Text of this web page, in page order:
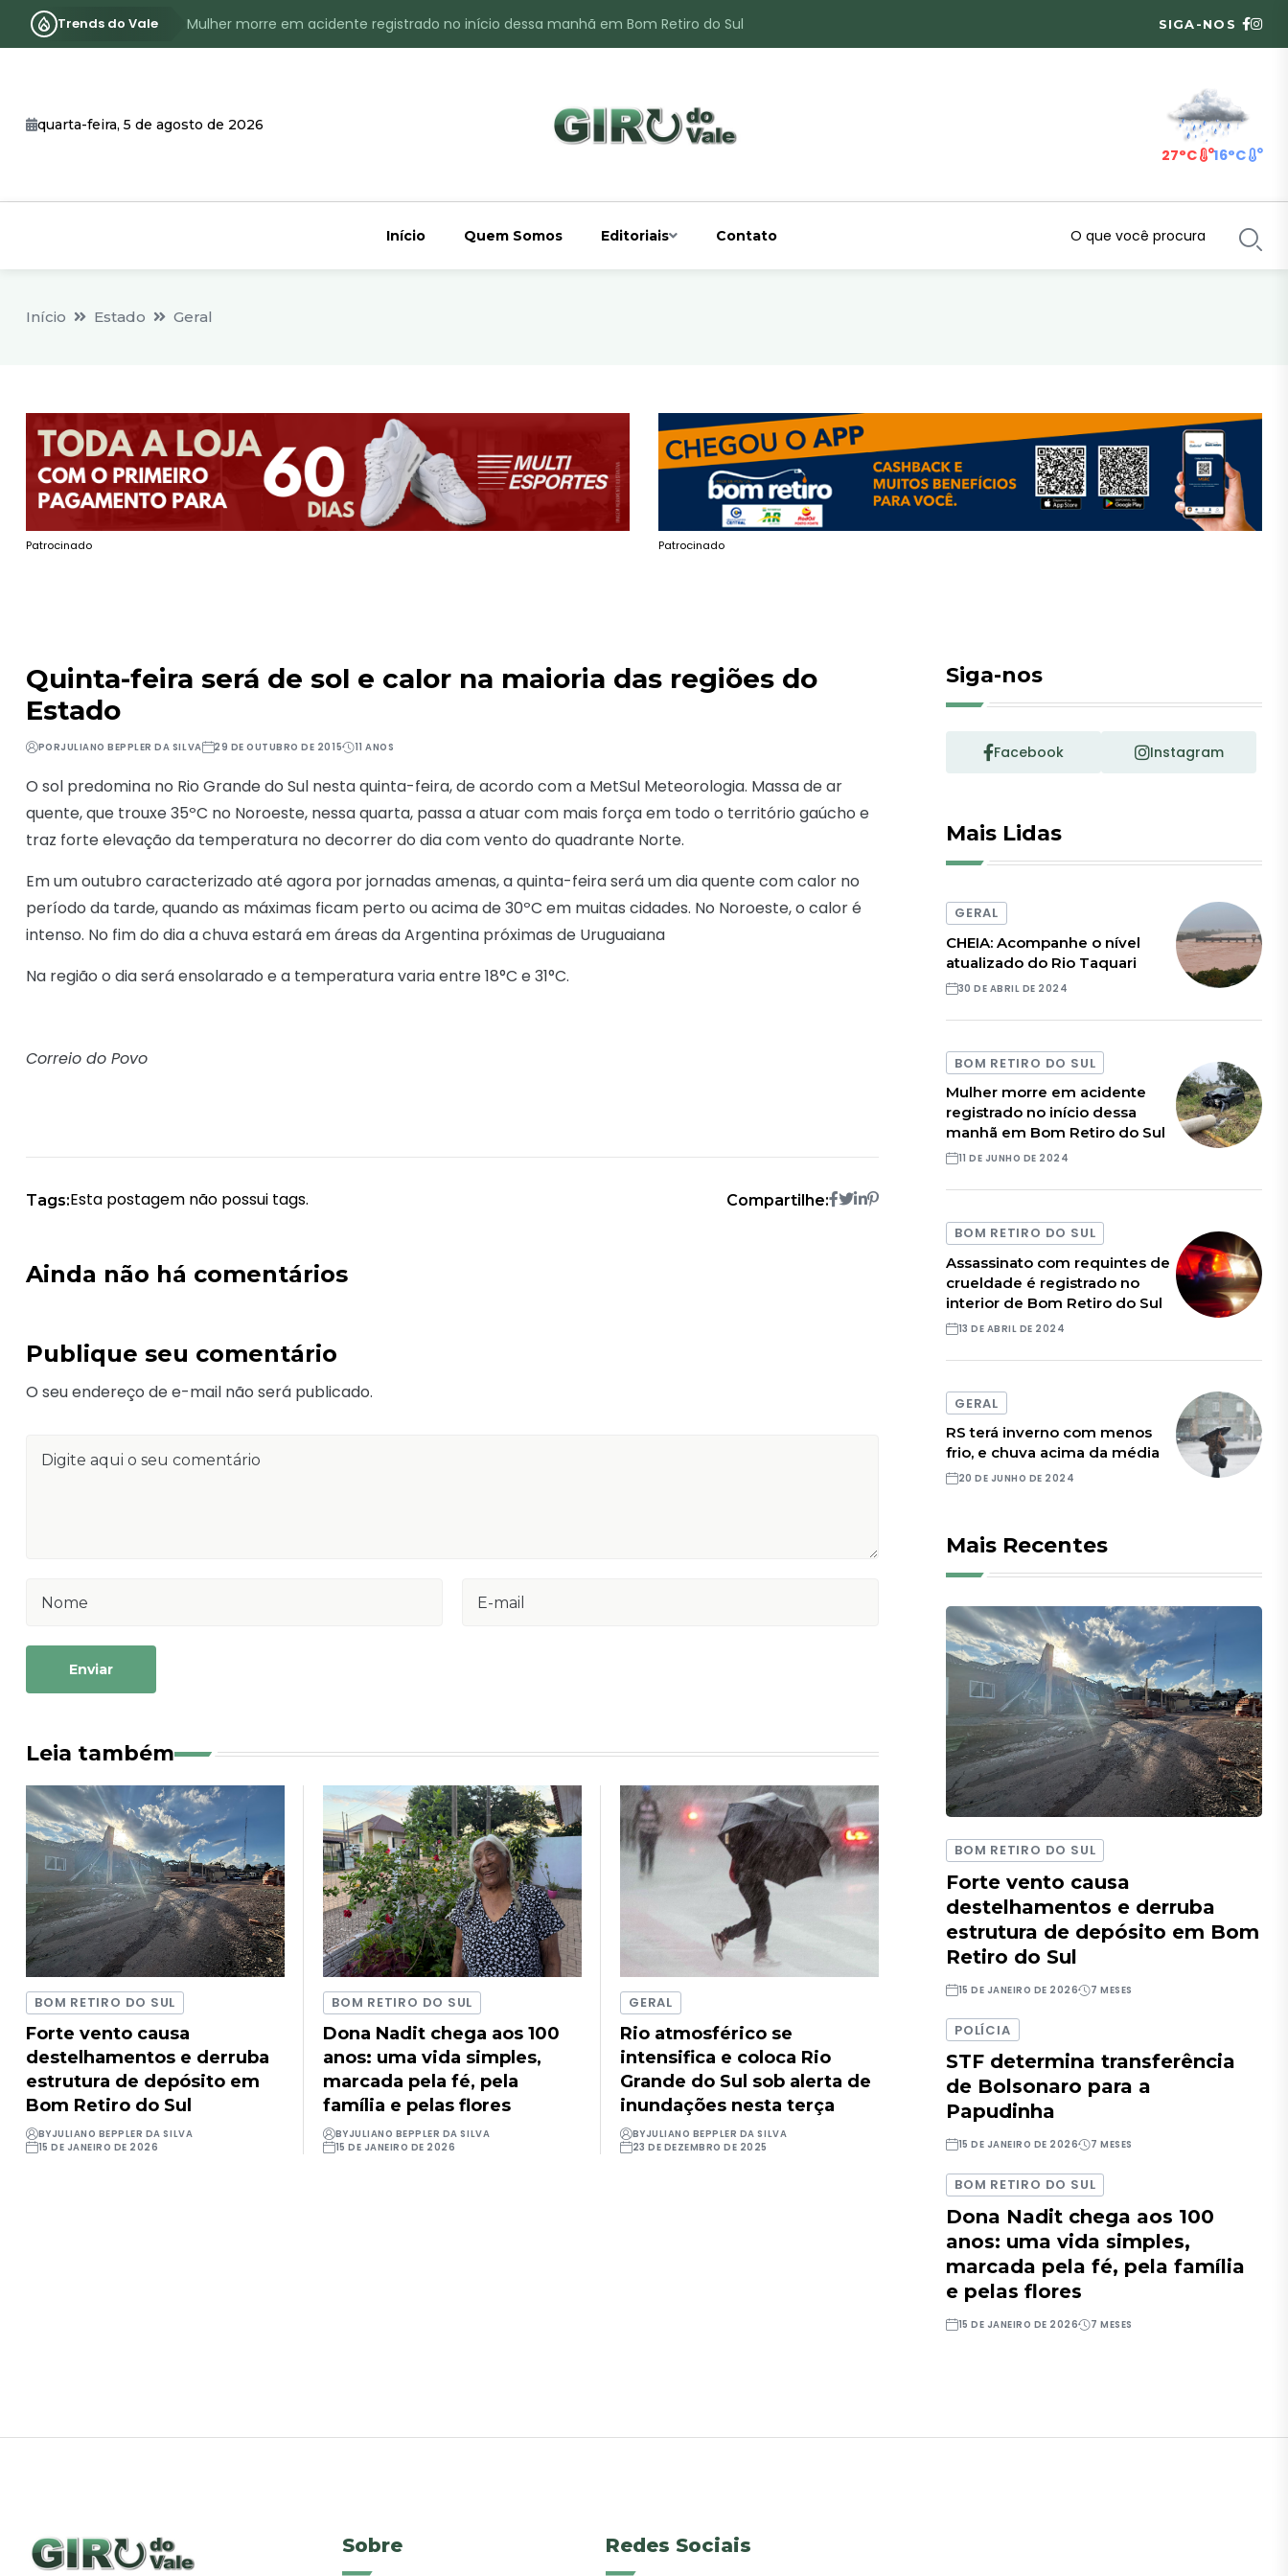
Trends do Vale
Mulher morre em acidente registrado no início dessa manhã em Bom Retiro do Sul
Identificado o jovem assassinado no interior de Bom Retiro do Sul
SIGA-NOS
quarta-feira, 5 de agosto de 2026
27°C 16°C
Início Quem Somos Editoriais Contato
Início Estado Geral
Patrocinado Patrocinado
Quinta-feira será de sol e calor na maioria das regiões do
Estado
PORJULIANO BEPPLER DA SILVA 29 DE OUTUBRO DE 2015 11 ANOS
O sol predomina no Rio Grande do Sul nesta quinta-feira, de acordo com a MetSul Meteorologia. Massa de ar
quente, que trouxe 35ºC no Noroeste, nessa quarta, passa a atuar com mais força em todo o território gaúcho e
traz forte elevação da temperatura no decorrer do dia com vento do quadrante Norte.
Em um outubro caracterizado até agora por jornadas amenas, a quinta-feira será um dia quente com calor no
período da tarde, quando as máximas ficam perto ou acima de 30ºC em muitas cidades. No Noroeste, o calor é
intenso. No fim do dia a chuva estará em áreas da Argentina próximas de Uruguaiana
Na região o dia será ensolarado e a temperatura varia entre 18°C e 31°C.
Correio do Povo
Tags:Esta postagem não possui tags. Compartilhe:
Ainda não há comentários
Publique seu comentário
O seu endereço de e-mail não será publicado.
Enviar
Leia também
BOM RETIRO DO SUL
Forte vento causa
destelhamentos e derruba
estrutura de depósito em
Bom Retiro do Sul
BYJULIANO BEPPLER DA SILVA
15 DE JANEIRO DE 2026
BOM RETIRO DO SUL
Dona Nadit chega aos 100
anos: uma vida simples,
marcada pela fé, pela
família e pelas flores
BYJULIANO BEPPLER DA SILVA
15 DE JANEIRO DE 2026
GERAL
Rio atmosférico se
intensifica e coloca Rio
Grande do Sul sob alerta de
inundações nesta terça
BYJULIANO BEPPLER DA SILVA
23 DE DEZEMBRO DE 2025
Siga-nos
Facebook Instagram
Mais Lidas
GERAL
CHEIA: Acompanhe o nível
atualizado do Rio Taquari
30 DE ABRIL DE 2024
BOM RETIRO DO SUL
Mulher morre em acidente
registrado no início dessa
manhã em Bom Retiro do Sul
11 DE JUNHO DE 2024
BOM RETIRO DO SUL
Assassinato com requintes de
crueldade é registrado no
interior de Bom Retiro do Sul
13 DE ABRIL DE 2024
GERAL
RS terá inverno com menos
frio, e chuva acima da média
20 DE JUNHO DE 2024
Mais Recentes
BOM RETIRO DO SUL
Forte vento causa
destelhamentos e derruba
estrutura de depósito em Bom
Retiro do Sul
15 DE JANEIRO DE 2026 7 MESES
POLÍCIA
STF determina transferência
de Bolsonaro para a
Papudinha
15 DE JANEIRO DE 2026 7 MESES
BOM RETIRO DO SUL
Dona Nadit chega aos 100
anos: uma vida simples,
marcada pela fé, pela família
e pelas flores
15 DE JANEIRO DE 2026 7 MESES
Sobre Redes Sociais